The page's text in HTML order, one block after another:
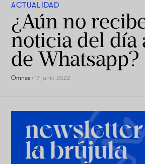
ACTUALIDAD
¿Aún no
noticia del día
de Whatsapp?
Omnes ·17 junio 2022